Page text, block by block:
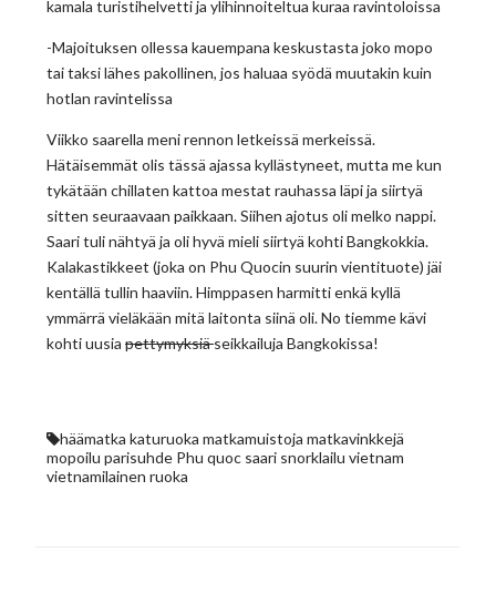
kamala turistihelvetti ja ylihinnoiteltua kuraa ravintoloissa
-Majoituksen ollessa kauempana keskustasta joko mopo
tai taksi lähes pakollinen, jos haluaa syödä muutakin kuin
hotlan ravintelissa
Viikko saarella meni rennon letkeissä merkeissä.
Hätäisemmät olis tässä ajassa kyllästyneet, mutta me kun
tykätään chillaten kattoa mestat rauhassa läpi ja siirtyä
sitten seuraavaan paikkaan. Siihen ajotus oli melko nappi.
Saari tuli nähtyä ja oli hyvä mieli siirtyä kohti Bangkokkia.
Kalakastikkeet (joka on Phu Quocin suurin vientituote) jäi
kentällä tullin haaviin. Himppasen harmitti enkä kyllä
ymmärrä vieläkään mitä laitonta siinä oli. No tiemme kävi
kohti uusiapettymyksiäseikkailuja Bangkokissa!
häämatka katuruoka matkamuistoja matkavinkkejä
mopoilu parisuhde Phu quoc saari snorklailu vietnam
vietnamilainen ruoka